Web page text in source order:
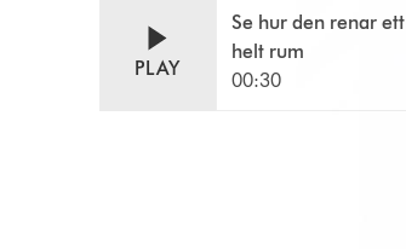
PLAY
Se hur den renar ett
helt rum
00:30